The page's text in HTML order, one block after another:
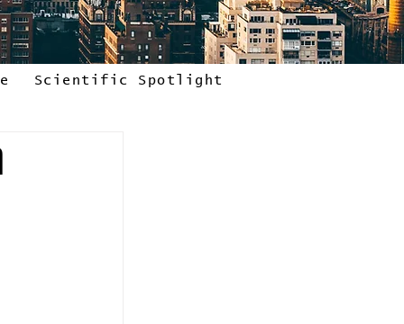
Scientific Spotlight